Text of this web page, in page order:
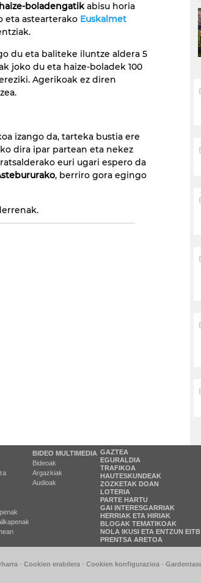
boladengatikabisu horia
eta astearterako Euskalmet
du eta baliteke iluntze aldera 5
joko du eta haize-boladek 100
Agerikoak ez diren
izango da, tarteka bustia ere
dira ipar partean eta nekez
euri ugari espero da
, berriro gora egingo
BIDEO MULTIMEDIA
Bideoak
Argazkiak
Audioak
GAZTEA
EGURALDIA
TRAFIKOA
HAUTESKUNDEAK
ZOZKETAK DOAN
LOTERIA
PARTE HARTU
GAI INTERESGARRIAK
HERRIAK ETA HIRIAK
BLOGAK TEMATIKOAK
NOLA IKUSI ETA ENTZUN EITB
PRENTSA ARETOA
- Cookien erabilera - Cookien konfigurazioa -